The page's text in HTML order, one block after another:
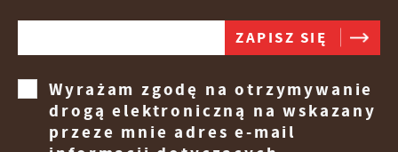
Wyrażam zgodę na otrzymywanie
drogą elektroniczną na wskazany
przeze mnie adres e-mail